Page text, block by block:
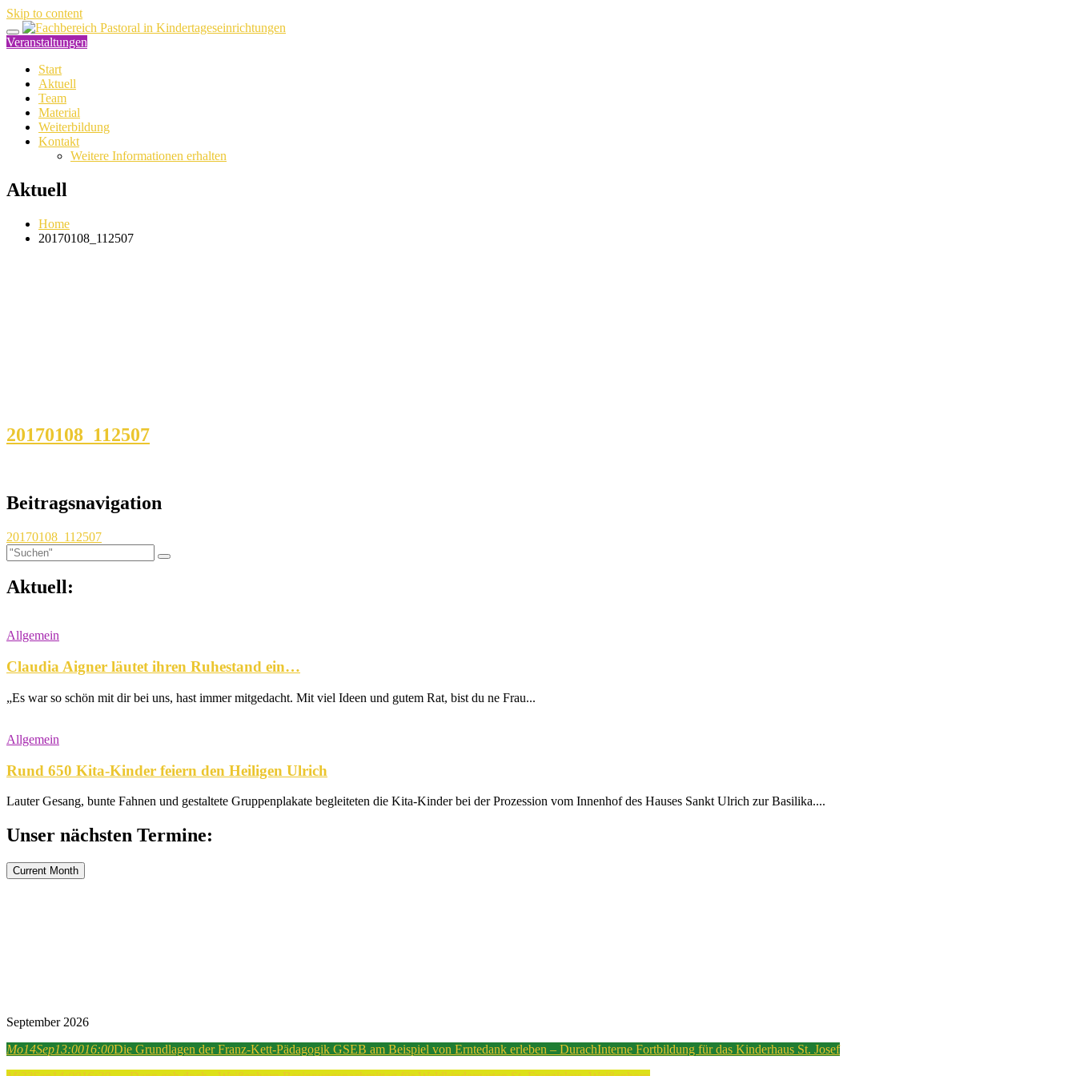
Skip to content
Veranstaltungen
Start
Aktuell
Team
Material
Weiterbildung
Kontakt
Weitere Informationen erhalten
Aktuell
Home
20170108_112507
20170108_112507
Beitragsnavigation
20170108_112507
Aktuell:
Allgemein
Claudia Aigner läutet ihren Ruhestand ein…
„Es war so schön mit dir bei uns, hast immer mitgedacht. Mit viel Ideen und gutem Rat, bist du ne Frau...
Allgemein
Rund 650 Kita-Kinder feiern den Heiligen Ulrich
Lauter Gesang, bunte Fahnen und gestaltete Gruppenplakate begleiteten die Kita-Kinder bei der Prozession vom Innenhof des Hauses Sankt Ulrich zur Basilika....
Unser nächsten Termine:
Current Month
September 2026
Mo14Sep13:0016:00Die Grundlagen der Franz-Kett-Pädagogik GSEB am Beispiel von Erntedank erleben – DurachInterne Fortbildung für das Kinderhaus St. Josef